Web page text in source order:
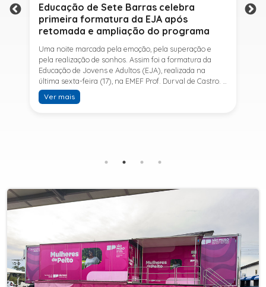
Educação de Sete Barras celebra
primeira formatura da EJA após
retomada e ampliação do programa
Uma noite marcada pela emoção, pela superação e
pela realização de sonhos. Assim foi a formatura da
Educação de Jovens e Adultos (EJA), realizada na
última sexta-feira (17), na EMEF Prof. Durval de Castro. A
cerimônia celebrou a conclusão dos estudos de 53
alunos e entrou para a história ao marcar a primeira
SESI, ampliando o acesso à educação e oferecendo uma
retomar os estudos.A última turma da Educação de
Jovens e Adultos formada pelo município foi em 2016,
oferecida em Sete Barras e, a partir de agosto de 2025,
passou por uma importante ampliação. Em parceria
com o SESI, a Prefeitura passou a disponibilizar também
o Ensino Fundamental II (6º ao 9º ano) e o Ensino
Médio, ampliando significativamente as oportunidades
para que jovens e adultos concluam sua formação.A
Ver mais